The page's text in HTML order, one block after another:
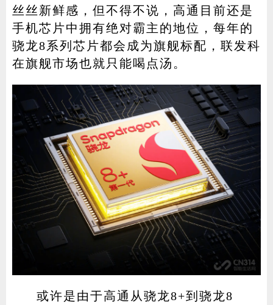
家电 技巧 作者
登录 注册
丝丝新鲜感，但不得不说，高通目前还是
手机芯片中拥有绝对霸主的地位，每年的
骁龙8系列芯片都会成为旗舰标配，联发科
在旗舰市场也就只能喝点汤。
或许是由于高通从骁龙8+到骁龙8